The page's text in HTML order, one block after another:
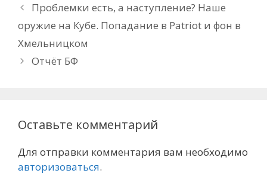
Проблемки есть, а наступление? Наше
оружие на Кубе. Попадание в Patriot и фон в
Хмельницком
Отчёт БФ
Оставьте комментарий
Для отправки комментария вам необходимо
авторизоваться.